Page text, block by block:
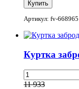
Артикул: fv-668965
Куртка
11 933